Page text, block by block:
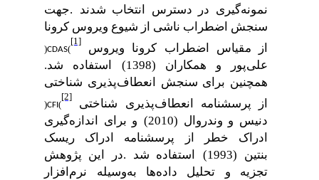
نمونهگیری در دسترس انتخاب شدند.
جهت
سنجش اضطراب ناشی از شیوع ویروس کرونا
مقیاس اضطراب کرونا ویروس
[1]
(
CDAS
)
علیپور همکاران(1398) استفاده شد.
همچنین برای سنجش انعطافپذیری شناختی
پرسشنامه انعطافپذیری شناختی
[2]
(
CFI
)
دنیس و وندروال(2010)و برای اندازه گیری
ادراک
خطر پرسشنامه ادراک
ریسک
بنتین(1993) استفاده شد. در این پژوهش
تجزیه
تحلیل دادهها بهوسیله نرم افزار